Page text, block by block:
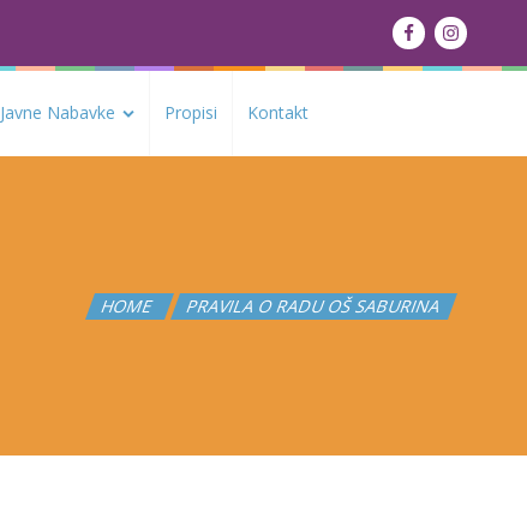
Javne Nabavke Propisi Kontakt
HOME PRAVILA O RADU OŠ SABURINA